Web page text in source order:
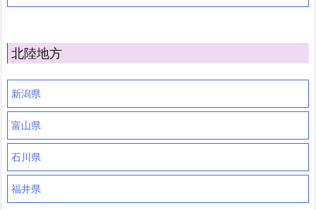
北陸地方
新潟県
富山県
石川県
福井県